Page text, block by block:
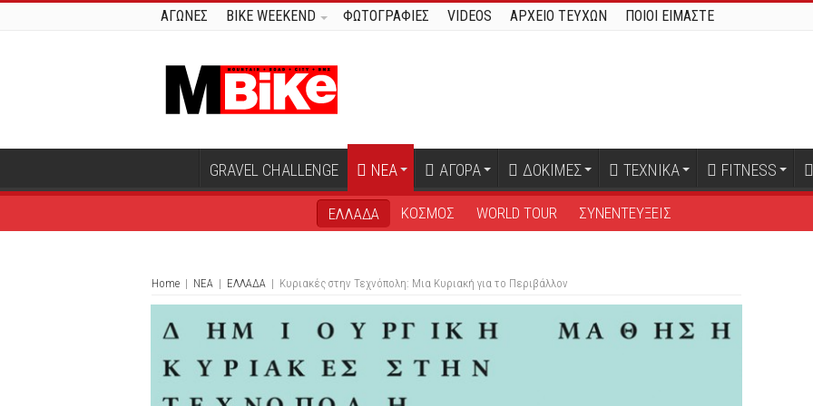
ΑΓΩΝΕΣ BIKE WEEKEND ΦΩΤΟΓΡΑΦΙΕΣ VIDEOS ΑΡΧΕΙΟ ΤΕΥΧΩΝ ΠΟΙΟΙ ΕΙΜΑΣΤΕ
GRAVEL CHALLENGE ΝΕΑ ΑΓΟΡΑ ΔΟΚΙΜΕΣ ΤΕΧΝΙΚΑ FITNESS
ΕΛΛΑΔΑ ΚΟΣΜΟΣ WORLD TOUR ΣΥΝΕΝΤΕΥΞΕΙΣ
Home | ΝΕΑ | ΕΛΛΑΔΑ | Κυριακές στην Τεχνόπολη: Μια Κυριακή για το Περιβάλλον